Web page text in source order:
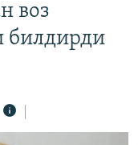
воз
билдирди